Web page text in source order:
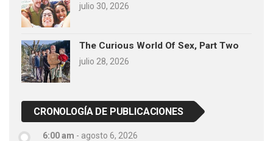
julio 30, 2026
The Curious World Of Sex, Part Two
julio 28, 2026
CRONOLOGÍA DE PUBLICACIONES
6:00 am - agosto 6, 2026